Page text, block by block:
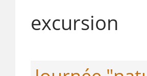
excursion